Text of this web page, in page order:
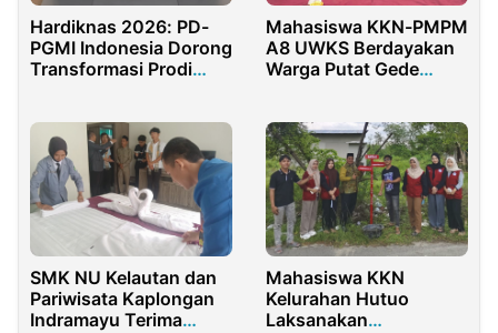
Hardiknas 2026: PD-
PGMI Indonesia Dorong
Transformasi Prodi
Mahasiswa KKN-PMPM
A8 UWKS Berdayakan
Warga Putat Gede
SMK NU Kelautan dan
Pariwisata Kaplongan
Indramayu Terima
Mahasiswa KKN
Kelurahan Hutuo
Laksanakan